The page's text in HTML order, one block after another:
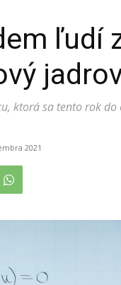
ľudí
ktorá sa tento rok
2021